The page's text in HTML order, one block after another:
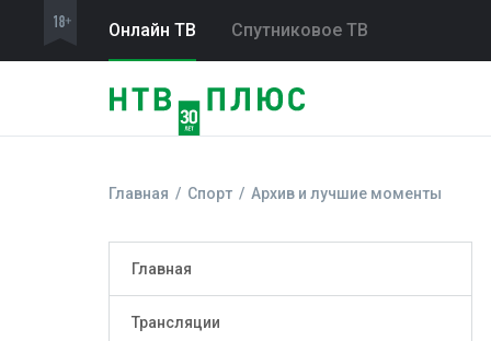
Онлайн ТВ Спутниковое ТВ
Главная Спорт Архив и лучшие моменты
Главная
Трансляции